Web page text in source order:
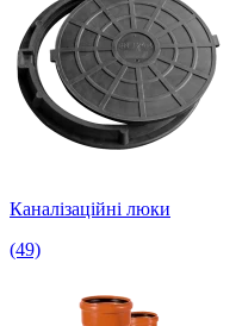
Каналізаційні люки
(49)